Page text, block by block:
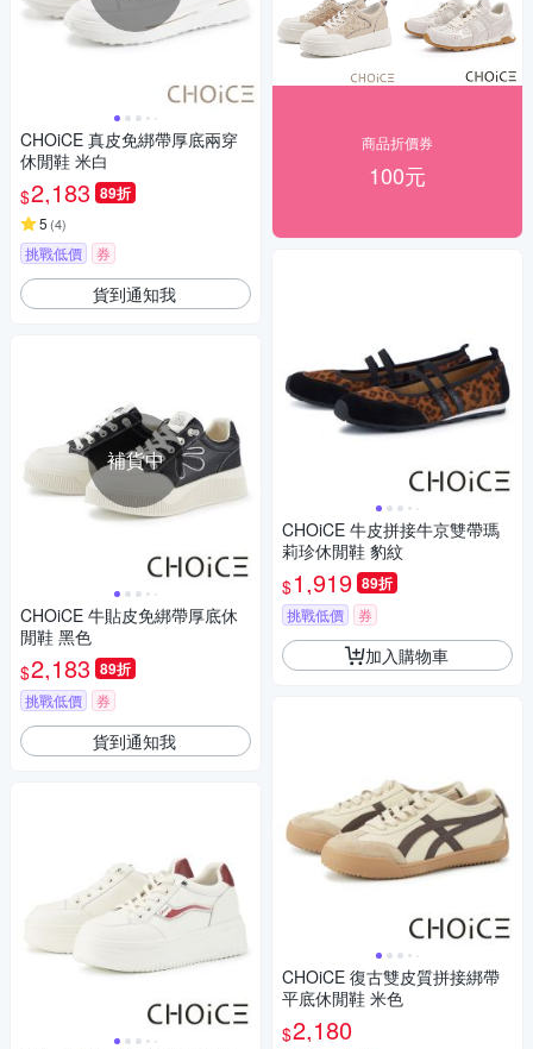
CHOiCE 真皮免綁帶厚底兩穿
休閒鞋 米白
$2,183 89折
5 (4)
挑戰低價 券
貨到通知我
補貨中
CHOiCE 牛貼皮免綁帶厚底休
閒鞋 黑色
$2,183 89折
挑戰低價 券
貨到通知我
商品折價券
100元
CHOiCE 牛皮拼接牛京雙帶瑪
莉珍休閒鞋 豹紋
$1,919 89折
挑戰低價 券
加入購物車
CHOiCE 復古雙皮質拼接綁帶
平底休閒鞋 米色
$2,180